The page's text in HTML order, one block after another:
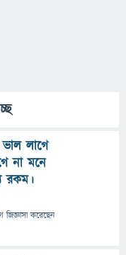
লাগে
না মনে
রকম।
জিজ্ঞাসাকরেছেন